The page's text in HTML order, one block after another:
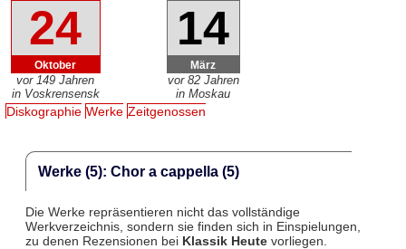
24
Oktober
vor 149 Jahren
in Voskrensensk
14
März
vor 82 Jahren
in Moskau
Diskographie Werke Zeitgenossen
Werke (5): Chor a cappella (5)
Die Werke repräsentieren nicht das vollständige
Werkverzeichnis, sondern sie finden sich in Einspielungen,
zu denen Rezensionen bei Klassik Heutevorliegen.